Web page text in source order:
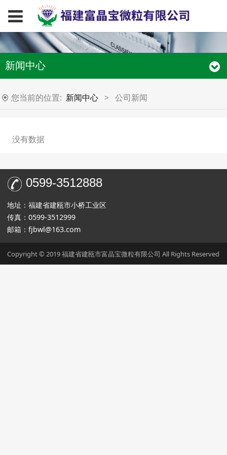
新闻中心
您当前的位置: 新闻中心 > 公司新闻
没有数据
0599-3512888
地址：福建省建瓯市小桥工业区
传真：0599-3512999
邮箱：fjbwl@163.com
Copyright © 2019 福建省建瓯市富晶宝微粒有限公司 All Rights Reserved